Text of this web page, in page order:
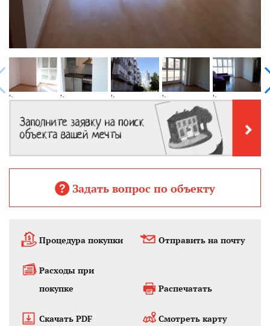
'; '; '; '; ';
Задать вопрос по объекту
Процедура покупки Отправить на почту
Расходы при
покупке
Распечатать
Скачать PDF Смотреть карту